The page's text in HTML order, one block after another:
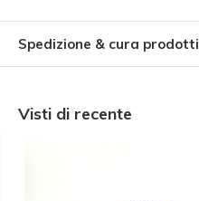
Spedizione & cura prodotti
Visti di recente